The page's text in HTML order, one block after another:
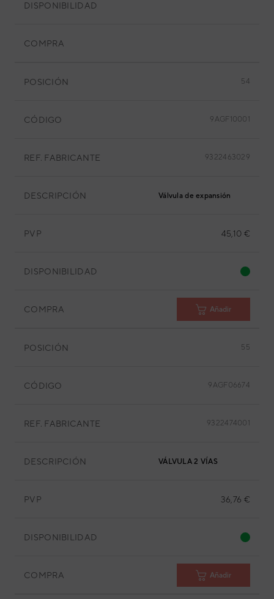
DISPONIBILIDAD
COMPRA
POSICIÓN 54
CÓDIGO 9AGF10001
REF. FABRICANTE 9322463029
DESCRIPCIÓN Válvula de expansión
PVP 45,10 €
DISPONIBILIDAD
COMPRA Añadir
POSICIÓN 55
CÓDIGO 9AGF06674
REF. FABRICANTE 9322474001
DESCRIPCIÓN VÁLVULA 2 VÍAS
PVP 36,76 €
DISPONIBILIDAD
COMPRA Añadir